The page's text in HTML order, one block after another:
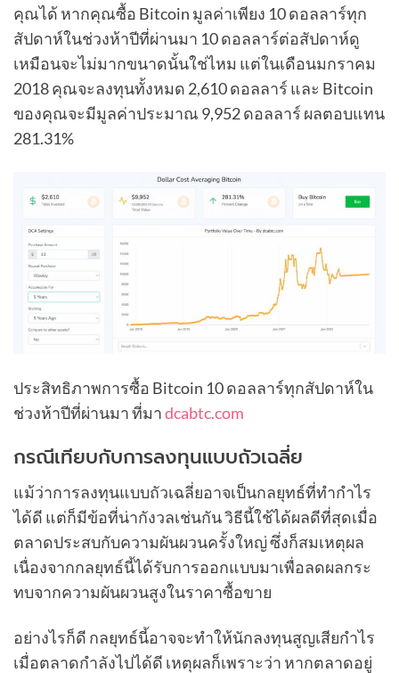
คุณได้ หากคุณซื้อ Bitcoin มูลค่าเพียง 10 ดอลลาร์ทุก
สัปดาห์ในช่วงห้าปีที่ผ่านมา 10 ดอลลาร์ต่อสัปดาห์ดู
เหมือนจะไม่มากขนาดนั้นใช่ไหม แต่ในเดือนมกราคม
2018 คุณจะลงทุนทั้งหมด 2,610 ดอลลาร์ และ Bitcoin
ของคุณจะมีมูลค่าประมาณ 9,952 ดอลลาร์ ผลตอบแทน
281.31%
ประสิทธิภาพการซื้อ Bitcoin 10 ดอลลาร์ทุกสัปดาห์ใน
ช่วงห้าปีที่ผ่านมา ที่มาdcabtc.com
กรณีเทียบกับการลงทุนแบบถัวเฉลี่ย
แม้ว่าการลงทุนแบบถัวเฉลี่ยอาจเป็นกลยุทธ์ที่ทำกำไร
ได้ดี แต่ก็มีข้อที่น่ากังวลเช่นกัน วิธีนี้ใช้ได้ผลดีที่สุดเมื่อ
ตลาดประสบกับความผันผวนครั้งใหญ่ ซึ่งก็สมเหตุผล
เนื่องจากกลยุทธ์นี้ได้รับการออกแบบมาเพื่อลดผลกระ
ทบจากความผันผวนสูงในราคาซื้อขาย
อย่างไรก็ดี กลยุทธ์นี้อาจจะทำให้นักลงทุนสูญเสียกำไร
เมื่อตลาดกำลังไปได้ดี เหตุผลก็เพราะว่า หากตลาดอยู่